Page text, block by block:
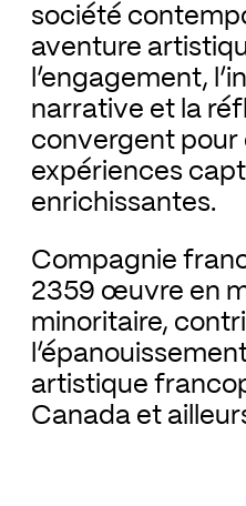
société
aventure
l’engagement,
narrative et la
convergent pour
expériences
enrichissantes.
Compagnie
2359 œuvre en
minoritaire,
artistique
Canada et